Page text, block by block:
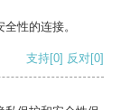
性的连接。
支持[0] 反对[0]